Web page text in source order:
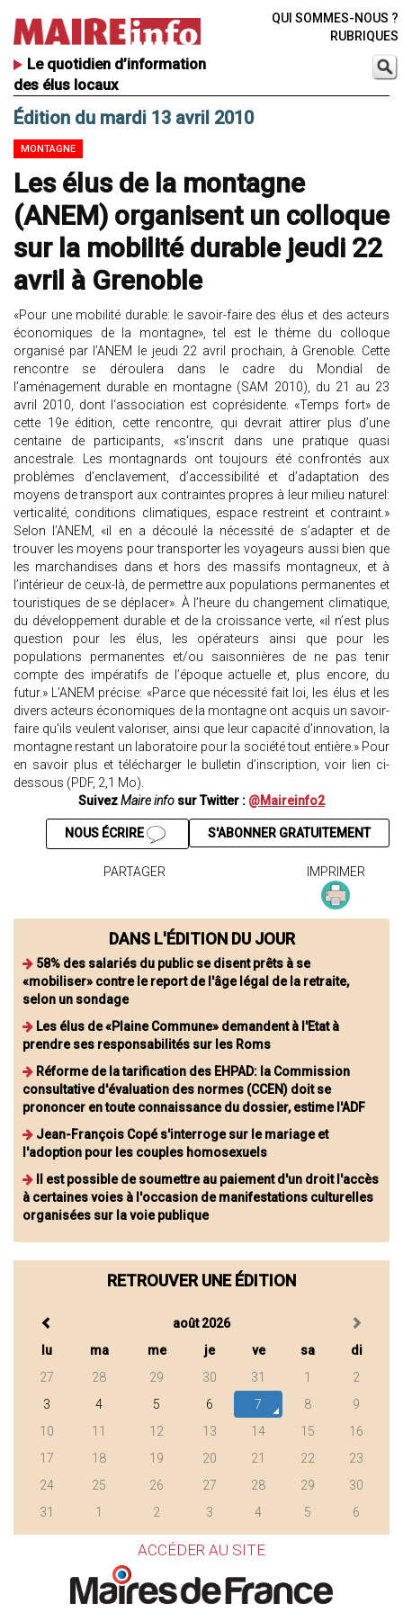
Le quotidien d’information
des élus locaux
QUI SOMMES-NOUS ?
RUBRIQUES
Édition du mardi 13 avril 2010
MONTAGNE
Les élus de la montagne
(ANEM) organisent un colloque
sur la mobilité durable jeudi 22
avril à Grenoble
«Pour une mobilité durable: le savoir-faire des élus et des acteurs
économiques de la montagne», tel est le thème du colloque
organisé par l’ANEM le jeudi 22 avril prochain, à Grenoble. Cette
rencontre se déroulera dans le cadre du Mondial de
l’aménagement durable en montagne (SAM 2010), du 21 au 23
avril 2010, dont l‘association est coprésidente. «Temps fort» de
cette 19e édition, cette rencontre, qui devrait attirer plus d’une
centaine de participants, «s'inscrit dans une pratique quasi
ancestrale. Les montagnards ont toujours été confrontés aux
problèmes d’enclavement, d’accessibilité et d’adaptation des
moyens de transport aux contraintes propres à leur milieu naturel:
verticalité, conditions climatiques, espace restreint et contraint.»
Selon l’ANEM, «il en a découlé la nécessité de s’adapter et de
trouver les moyens pour transporter les voyageurs aussi bien que
les marchandises dans et hors des massifs montagneux, et à
l’intérieur de ceux-là, de permettre aux populations permanentes et
touristiques de se déplacer». À l’heure du changement climatique,
du développement durable et de la croissance verte, «il n’est plus
question pour les élus, les opérateurs ainsi que pour les
populations permanentes et/ou saisonnières de ne pas tenir
compte des impératifs de l’époque actuelle et, plus encore, du
futur.» L’ANEM précise: «Parce que nécessité fait loi, les élus et les
divers acteurs économiques de la montagne ont acquis un savoir-
faire qu'ils veulent valoriser, ainsi que leur capacité d'innovation, la
montagne restant un laboratoire pour la société tout entière.» Pour
en savoir plus et télécharger le bulletin d’inscription, voir lien ci-
dessous (PDF, 2,1 Mo).
SuivezMaire info sur Twitter : @Maireinfo2
S'ABONNER GRATUITEMENT
NOUS ÉCRIRE
PARTAGER IMPRIMER
DANS L'ÉDITION DU JOUR
58% des salariés du public se disent prêts à se
«mobiliser» contre le report de l'âge légal de la retraite,
selon un sondage
Les élus de «Plaine Commune» demandent à l'Etat à
prendre ses responsabilités sur les Roms
Réforme de la tarification des EHPAD: la Commission
consultative d'évaluation des normes (CCEN) doit se
prononcer en toute connaissance du dossier, estime l'ADF
Jean-François Copé s'interroge sur le mariage et
l'adoption pour les couples homosexuels
Il est possible de soumettre au paiement d'un droit l'accès
à certaines voies à l'occasion de manifestations culturelles
organisées sur la voie publique
RETROUVER UNE ÉDITION
août 2026
lu
ma me je ve sa
di
27
28 29 30 31 1
2
3
4 5 6 7 8
9
10
11 12 13 14 15
16
17
18 19 20 21 22
23
24
25 26 27 28 29
30
31
1 2 3 4 5 6
ACCÉDER AU SITE